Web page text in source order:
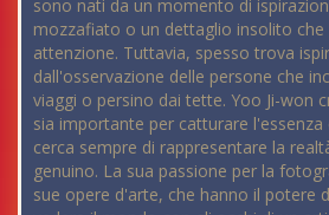
sono nati da un momento di
mozzafiato o un dettaglio insolito che
attenzione. Tuttavia, spesso trova
dall'osservazione delle persone che
viaggi o persino dai tette. Yoo Ji-won
sia importante per catturare l'essenza
cerca sempre di rappresentare la
genuino. La sua passione per la
sue opere d'arte, che hanno il potere